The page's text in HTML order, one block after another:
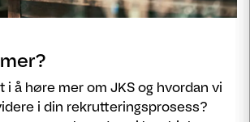
i å høre mer om JKS og hvordan vi
i din rekrutteringsprosess?